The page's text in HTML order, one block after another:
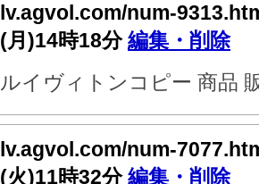
lv.agvol.com/num-
(月)14時18分編集・削除
ルイヴィトンコピー 商品
lv.agvol.com/num-
(火)11時32分編集・削除